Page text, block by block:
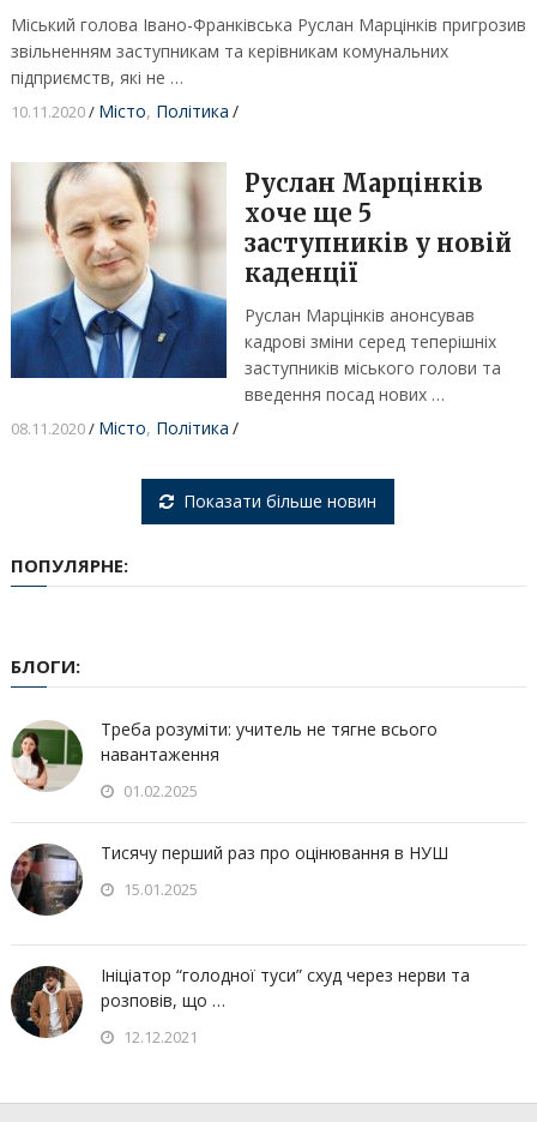
Міський голова Івано-Франківська Руслан Марцінків пригрозив
звільненням заступникам та керівникам комунальних
підприємств, які не …
10.11.2020/ Місто, Політика /
Руслан Марцінків
хоче ще 5
заступників у новій
каденції
Руслан Марцінків анонсував
кадрові зміни серед теперішніх
заступників міського голови та
введення посад нових …
08.11.2020/ Місто, Політика /
Показати більше новин
ПОПУЛЯРНЕ:
БЛОГИ:
Треба розуміти: учитель не тягне всього
навантаження
01.02.2025
Тисячу перший раз про оцінювання в НУШ
15.01.2025
Ініціатор “голодної туси” схуд через нерви та
розповів, що …
12.12.2021